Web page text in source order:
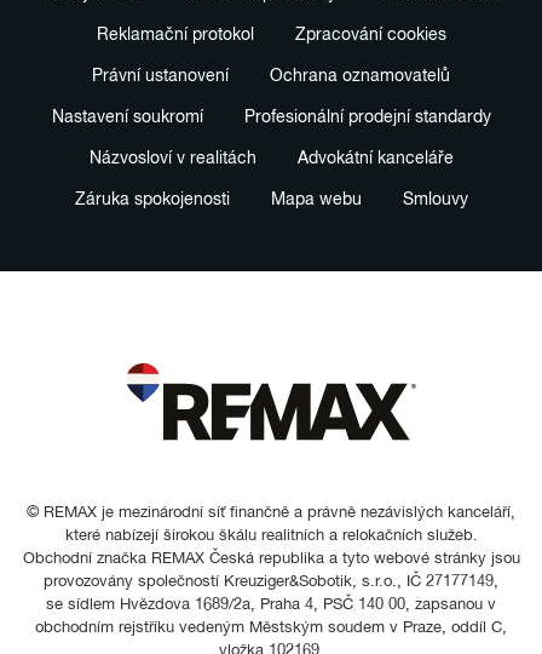
Reklamační protokol Zpracování cookies
Právní ustanovení Ochrana oznamovatelů
Nastavení soukromí Profesionální prodejní standardy
Názvosloví v realitách Advokátní kanceláře
Záruka spokojenosti Mapa webu Smlouvy
© REMAX je mezinárodní síť finančně a právně nezávislých kanceláří,
které nabízejí širokou škálu realitních a relokačních služeb.
Obchodní značka REMAX Česká republika a tyto webové stránky jsou
provozovány společností Kreuziger&Sobotik, s.r.o., IČ 27177149,
se sídlem Hvězdova 1689/2a, Praha 4, PSČ 140 00, zapsanou v
obchodním rejstříku vedeným Městským soudem v Praze, oddíl C,